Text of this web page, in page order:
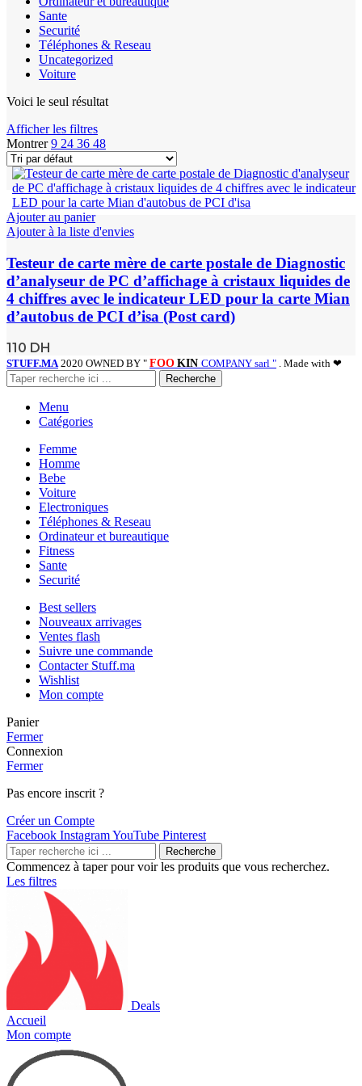
Sante
Securité
Téléphones & Reseau
Uncategorized
Voiture
Voici le seul résultat
Afficher les filtres
Montrer9 24 36 48
Ajouter au panier
Ajouter à la liste d'envies
Testeur de carte mère de carte postale de Diagnostic
d’analyseur de PC d’affichage à cristaux liquides de
4 chiffres avec le indicateur LED pour la carte Mian
d’autobus de PCI d’isa (Post card)
110 DH
STUFF.MA 2020 OWNED BY " FOO KIN COMPANY sarl " . Made with ❤
Recherche
Menu
Catégories
Femme
Homme
Bebe
Voiture
Electroniques
Téléphones & Reseau
Ordinateur et bureautique
Fitness
Sante
Securité
Best sellers
Nouveaux arrivages
Ventes flash
Suivre une commande
Contacter Stuff.ma
Wishlist
Mon compte
Panier
Fermer
Connexion
Fermer
Pas encore inscrit ?
Créer un Compte
Facebook InstagramYouTube Pinterest
Recherche
Commencez à taper pour voir les produits que vous recherchez.
Les filtres
Deals
Accueil
Mon compte